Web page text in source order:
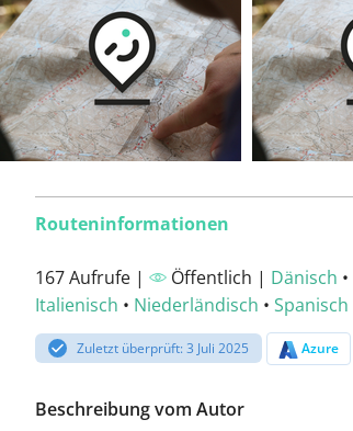
Routeninformationen
167 Aufrufe | Öffentlich | Dänisch •
Italienisch • Niederländisch • Spanisch
Zuletzt überprüft: 3 Juli 2025 Azure
Beschreibung vom Autor